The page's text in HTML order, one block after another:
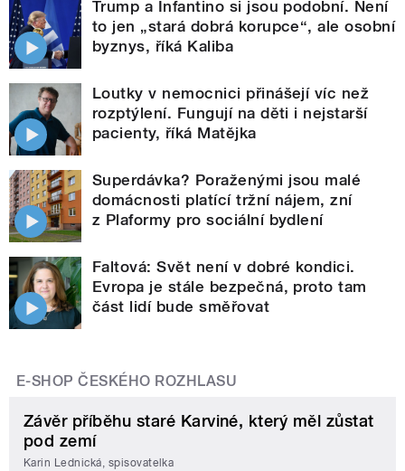
Trump a Infantino si jsou podobní. Není
to jen „stará dobrá korupce“, ale osobní
byznys, říká Kaliba
Loutky v nemocnici přinášejí víc než
rozptýlení. Fungují na děti i nejstarší
pacienty, říká Matějka
Superdávka? Poraženými jsou malé
domácnosti platící tržní nájem, zní
z Plaformy pro sociální bydlení
Faltová: Svět není v dobré kondici.
Evropa je stále bezpečná, proto tam
část lidí bude směřovat
E-SHOP ČESKÉHO ROZHLASU
Závěr příběhu staré Karviné, který měl zůstat
pod zemí
Karin Lednická, spisovatelka